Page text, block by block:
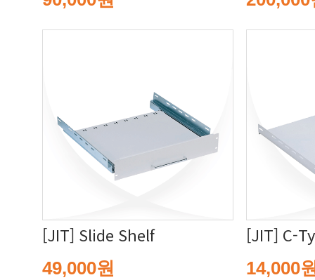
[JIT] Slide Shelf
49,000원
[JIT] C-
14,000